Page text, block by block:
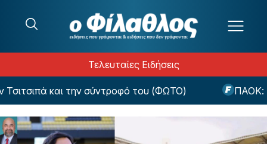
Τελευταίες Ειδήσεις
και την σύντροφό του (ΦΩΤΟ) ΠΑΟΚ: Το